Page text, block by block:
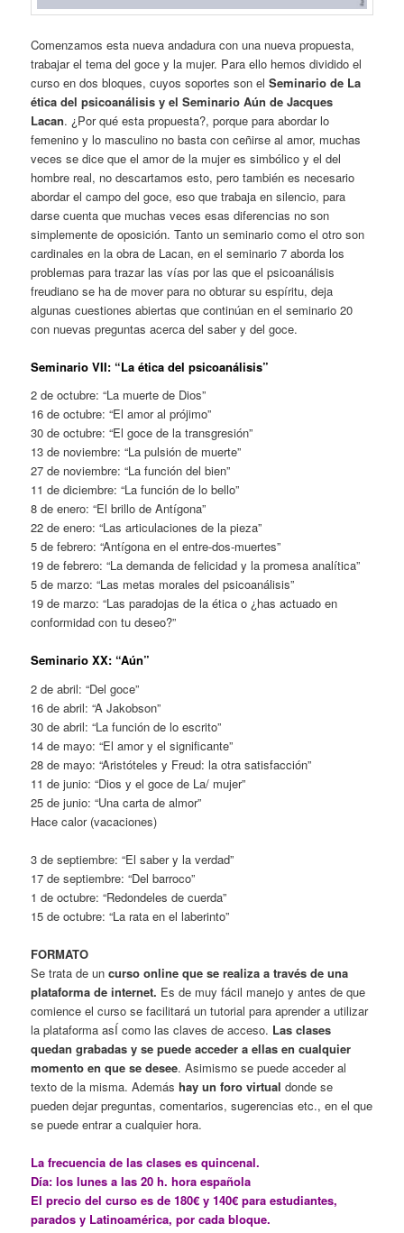
Comenzamos esta nueva andadura con una nueva propuesta,
trabajar el tema del goce y la mujer. Para ello hemos dividido el
curso en dos bloques, cuyos soportes son elSeminario de La
ética del psicoanálisis y el Seminario Aún de Jacques
Lacan. ¿Por qué esta propuesta?, porque para abordar lo
femenino y lo masculino no basta con ceñirse al amor, muchas
veces se dice que el amor de la mujer es simbólico y el del
hombre real, no descartamos esto, pero también es necesario
abordar el campo del goce, eso que trabaja en silencio, para
darse cuenta que muchas veces esas diferencias no son
simplemente de oposición. Tanto un seminario como el otro son
cardinales en la obra de Lacan, en el seminario 7 aborda los
problemas para trazar las vías por las que el psicoanálisis
freudiano se ha de mover para no obturar su espíritu, deja
algunas cuestiones abiertas que continúan en el seminario 20
con nuevas preguntas acerca del saber y del goce.
Seminario VII: “La ética del psicoanálisis”
2 de octubre: “La muerte de Dios”
16 de octubre: “El amor al prójimo”
30 de octubre: “El goce de la transgresión”
13 de noviembre: “La pulsión de muerte”
27 de noviembre: “La función del bien”
11 de diciembre: “La función de lo bello”
8 de enero: “El brillo de Antígona”
22 de enero: “Las articulaciones de la pieza”
5 de febrero: “Antígona en el entre-dos-muertes”
19 de febrero: “La demanda de felicidad y la promesa analítica”
5 de marzo: “Las metas morales del psicoanálisis”
19 de marzo: “Las paradojas de la ética o ¿has actuado en
conformidad con tu deseo?”
Seminario XX: “Aún”
2 de abril: “Del goce”
16 de abril: “A Jakobson”
30 de abril: “La función de lo escrito”
14 de mayo: “El amor y el significante”
28 de mayo: “Aristóteles y Freud: la otra satisfacción”
11 de junio: “Dios y el goce de La/ mujer”
25 de junio: “Una carta de almor”
Hace calor (vacaciones)
3 de septiembre: “El saber y la verdad”
17 de septiembre: “Del barroco”
1 de octubre: “Redondeles de cuerda”
15 de octubre: “La rata en el laberinto”
FORMATO
Se trata de uncurso online que se realiza a través de una
plataforma de internet. Es de muy fácil manejo y antes de que
comience el curso se facilitará un tutorial para aprender a utilizar
la plataforma asÍ como las claves de acceso. Las clases
quedan grabadas y se puede acceder a ellas en cualquier
momento en que se desee. Asimismo se puede acceder al
texto de la misma. Ademáshay un foro virtual donde se
pueden dejar preguntas, comentarios, sugerencias etc., en el que
se puede entrar a cualquier hora.
La frecuencia de las clases es quincenal.
Día: los lunes a las 20 h. hora española
El precio del curso es de 180€ y 140€ para estudiantes,
parados y Latinoamérica, por cada bloque.